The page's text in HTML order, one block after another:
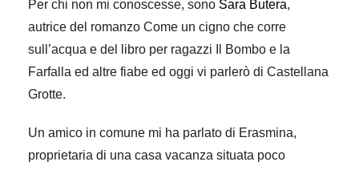
Per chi non mi conoscesse, sono Sara Butera,
autrice del romanzo Come un cigno che corre
sull’acqua e del libro per ragazzi Il Bombo e la
Farfalla ed altre fiabe ed oggi vi parlerò di Castellana
Grotte.
Un amico in comune mi ha parlato di Erasmina,
proprietaria di una casa vacanza situata poco